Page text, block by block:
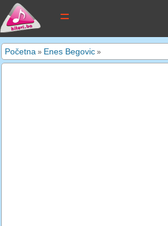
tekstovi pjesama
Početna » Enes Begovic »